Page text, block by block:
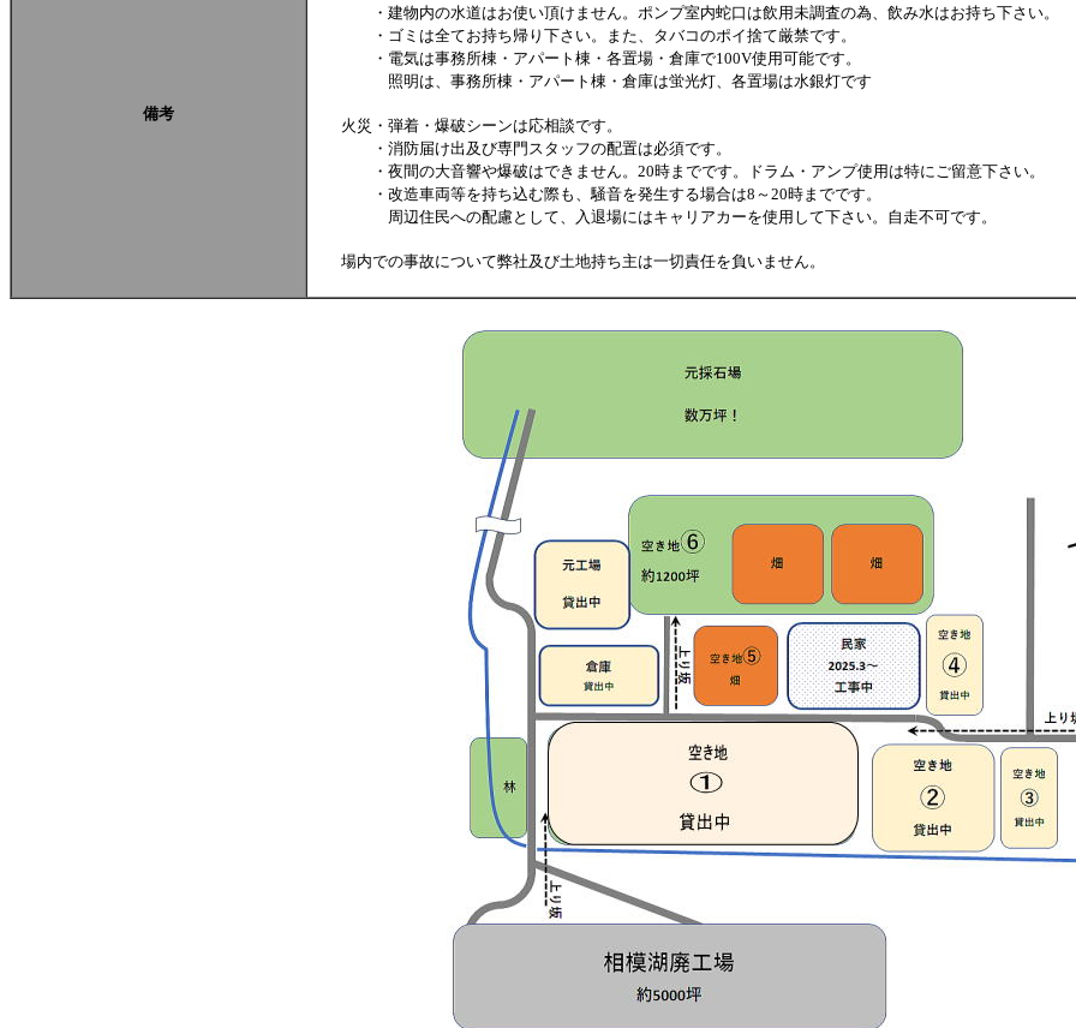
備考
・建物内の水道はお使い頂けません。ポンプ室内蛇口は飲用未調査の為、飲み水はお持ち下さい。
・ゴミは全てお持ち帰り下さい。また、タバコのポイ捨て厳禁です。
・電気は事務所棟・アパート棟・各置場・倉庫で100V使用可能です。
照明は、事務所棟・アパート棟・倉庫は蛍光灯、各置場は水銀灯です
火災・弾着・爆破シーンは応相談です。
・消防届け出及び専門スタッフの配置は必須です。
・夜間の大音響や爆破はできません。20時までです。ドラム・アンプ使用は特にご留意下さい。
・改造車両等を持ち込む際も、騒音を発生する場合は8～20時までです。
周辺住民への配慮として、入退場にはキャリアカーを使用して下さい。自走不可です。
場内での事故について弊社及び土地持ち主は一切責任を負いません。